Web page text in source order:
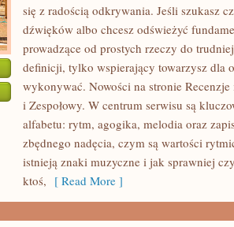
się z radością odkrywania. Jeśli szukasz
dźwięków albo chcesz odświeżyć
prowadzące od prostych rzeczy do
definicji, tylko wspierający towarzysz dla
wykonywać. Nowości na stronie
i Zespołowy. W centrum serwisu są
alfabetu: rytm, agogika, melodia oraz
zbędnego nadęcia, czym są wartości
istnieją znaki muzyczne i jak sprawniej
ktoś, [ Read More ]